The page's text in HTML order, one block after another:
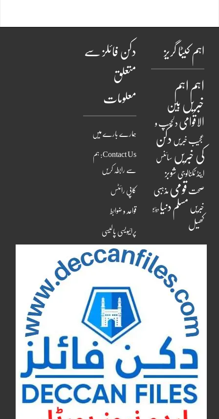
اہم کیٹا گریز
اہم اہم
خبریں بین
الاقوامی دلچسپ و
عجیب خبریں دکن
کی خبریں سائنس
اینڈ ٹکنالوجی شوبز
صحت قومی مذہبی
خبریں مسلم دنیا ویڈیو
کھیل
دکن فائلز سے
متعلق
معلومات
ہمارے بارے میں
Contact Us: ہم
سے رابطہ کریں
کاپی رائٹس
قواعد و ضوابط
پرائیویسی پالیسی